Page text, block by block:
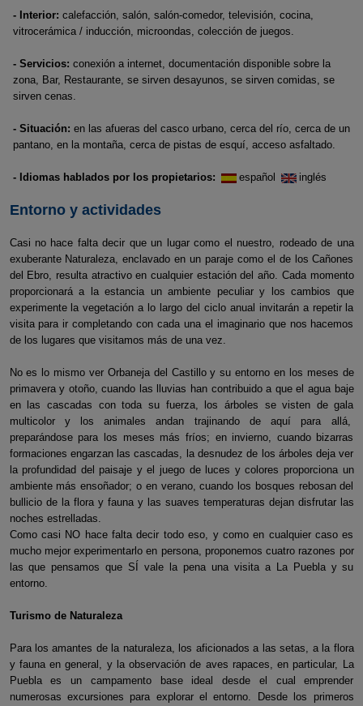
- Interior: calefacción, salón, salón-comedor, televisión, cocina,
vitrocerámica / inducción, microondas, colección de juegos.
- Servicios: conexión a internet, documentación disponible sobre la
zona, Bar, Restaurante, se sirven desayunos, se sirven comidas, se
sirven cenas.
- Situación: en las afueras del casco urbano, cerca del río, cerca de un
pantano, en la montaña, cerca de pistas de esquí, acceso asfaltado.
- Idiomas hablados por los propietarios: español inglés
Entorno y actividades
Casi no hace falta decir que un lugar como el nuestro, rodeado de una
exuberante Naturaleza, enclavado en un paraje como el de los Cañones
del Ebro, resulta atractivo en cualquier estación del año. Cada momento
proporcionará a la estancia un ambiente peculiar y los cambios que
experimente la vegetación a lo largo del ciclo anual invitarán a repetir la
visita para ir completando con cada una el imaginario que nos hacemos
de los lugares que visitamos más de una vez.
No es lo mismo ver Orbaneja del Castillo y su entorno en los meses de
primavera y otoño, cuando las lluvias han contribuido a que el agua baje
en las cascadas con toda su fuerza, los árboles se visten de gala
multicolor y los animales andan trajinando de aquí para allá,
preparándose para los meses más fríos; en invierno, cuando bizarras
formaciones engarzan las cascadas, la desnudez de los árboles deja ver
la profundidad del paisaje y el juego de luces y colores proporciona un
ambiente más ensoñador; o en verano, cuando los bosques rebosan del
bullicio de la flora y fauna y las suaves temperaturas dejan disfrutar las
noches estrelladas.
Como casi NO hace falta decir todo eso, y como en cualquier caso es
mucho mejor experimentarlo en persona, proponemos cuatro razones por
las que pensamos que SÍ vale la pena una visita a La Puebla y su
entorno.
Turismo de Naturaleza
Para los amantes de la naturaleza, los aficionados a las setas, a la flora
y fauna en general, y la observación de aves rapaces, en particular, La
Puebla es un campamento base ideal desde el cual emprender
numerosas excursiones para explorar el entorno. Desde los primeros